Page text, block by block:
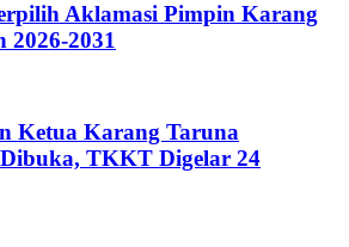
Aklamasi Pimpin Karang
2026-2031
Ketua Karang Taruna
TKKT Digelar 24